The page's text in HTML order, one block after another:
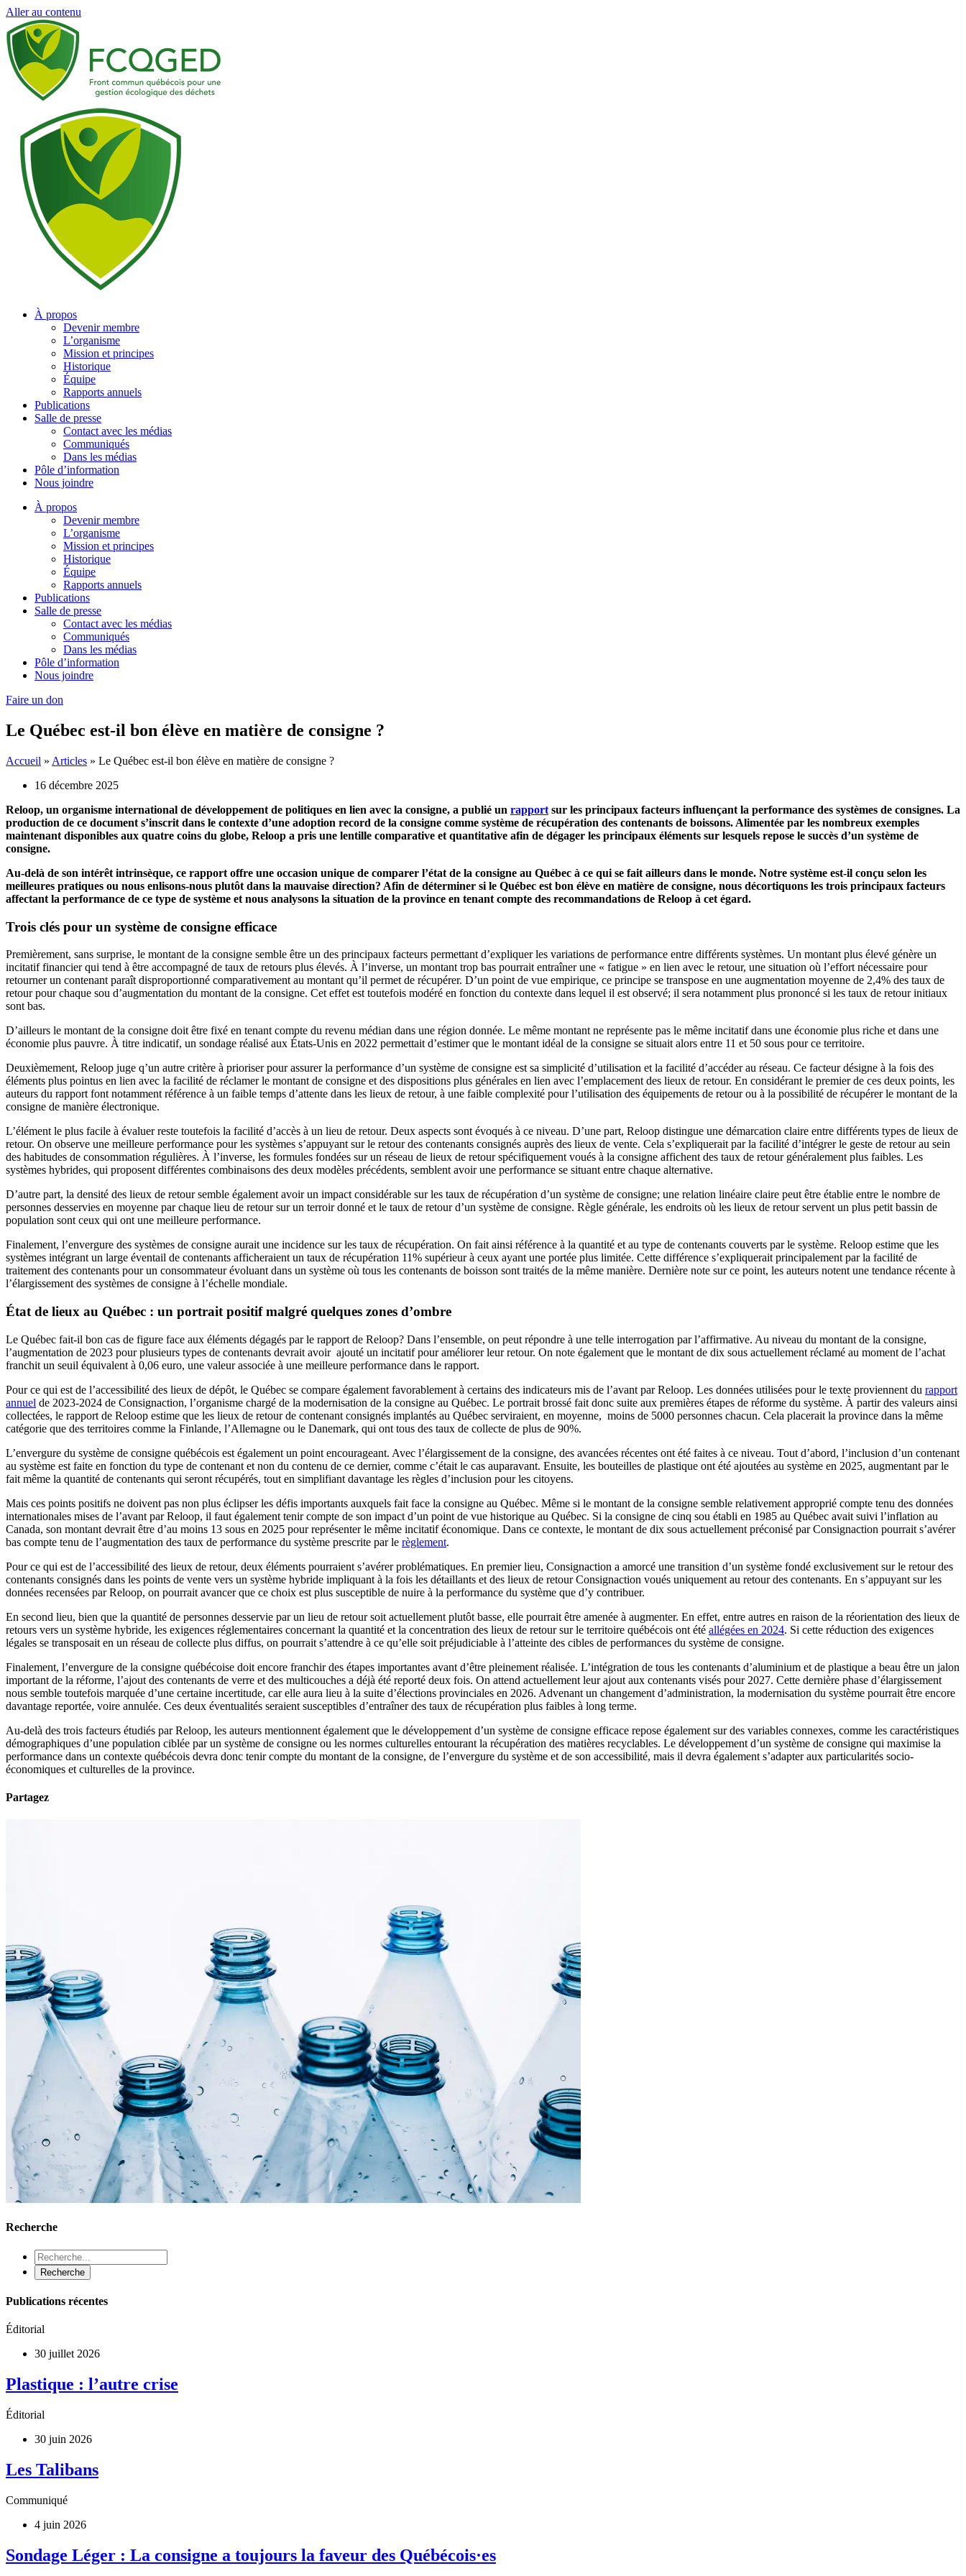
Aller au contenu
À propos
Devenir membre
L’organisme
Mission et principes
Historique
Équipe
Rapports annuels
Publications
Salle de presse
Contact avec les médias
Communiqués
Dans les médias
Pôle d’information
Nous joindre
À propos
Devenir membre
L’organisme
Mission et principes
Historique
Équipe
Rapports annuels
Publications
Salle de presse
Contact avec les médias
Communiqués
Dans les médias
Pôle d’information
Nous joindre
Faire un don
Le Québec est-il bon élève en matière de consigne ?
Accueil » Articles » Le Québec est-il bon élève en matière de consigne ?
16 décembre 2025
Reloop, un organisme international de développement de politiques en lien avec la consigne, a publié un rapport sur les principaux facteurs influençant la performance des systèmes de consignes. La
production de ce document s’inscrit dans le contexte d’une adoption record de la consigne comme système de récupération des contenants de boissons. Alimentée par les nombreux exemples
maintenant disponibles aux quatre coins du globe, Reloop a pris une lentille comparative et quantitative afin de dégager les principaux éléments sur lesquels repose le succès d’un système de
consigne.
Au-delà de son intérêt intrinsèque, ce rapport offre une occasion unique de comparer l’état de la consigne au Québec à ce qui se fait ailleurs dans le monde. Notre système est-il conçu selon les
meilleures pratiques ou nous enlisons-nous plutôt dans la mauvaise direction? Afin de déterminer si le Québec est bon élève en matière de consigne, nous décortiquons les trois principaux facteurs
affectant la performance de ce type de système et nous analysons la situation de la province en tenant compte des recommandations de Reloop à cet égard.
Trois clés pour un système de consigne efficace
Premièrement, sans surprise, le montant de la consigne semble être un des principaux facteurs permettant d’expliquer les variations de performance entre différents systèmes. Un montant plus élevé génère un
incitatif financier qui tend à être accompagné de taux de retours plus élevés. À l’inverse, un montant trop bas pourrait entraîner une « fatigue » en lien avec le retour, une situation où l’effort nécessaire pour
retourner un contenant paraît disproportionné comparativement au montant qu’il permet de récupérer. D’un point de vue empirique, ce principe se transpose en une augmentation moyenne de 2,4% des taux de
retour pour chaque sou d’augmentation du montant de la consigne. Cet effet est toutefois modéré en fonction du contexte dans lequel il est observé; il sera notamment plus prononcé si les taux de retour initiaux
sont bas.
D’ailleurs le montant de la consigne doit être fixé en tenant compte du revenu médian dans une région donnée. Le même montant ne représente pas le même incitatif dans une économie plus riche et dans une
économie plus pauvre. À titre indicatif, un sondage réalisé aux États-Unis en 2022 permettait d’estimer que le montant idéal de la consigne se situait alors entre 11 et 50 sous pour ce territoire.
Deuxièmement, Reloop juge q’un autre critère à prioriser pour assurer la performance d’un système de consigne est sa simplicité d’utilisation et la facilité d’accéder au réseau. Ce facteur désigne à la fois des
éléments plus pointus en lien avec la facilité de réclamer le montant de consigne et des dispositions plus générales en lien avec l’emplacement des lieux de retour. En considérant le premier de ces deux points, les
auteurs du rapport font notamment référence à un faible temps d’attente dans les lieux de retour, à une faible complexité pour l’utilisation des équipements de retour ou à la possibilité de récupérer le montant de la
consigne de manière électronique.
L’élément le plus facile à évaluer reste toutefois la facilité d’accès à un lieu de retour. Deux aspects sont évoqués à ce niveau. D’une part, Reloop distingue une démarcation claire entre différents types de lieux de
retour. On observe une meilleure performance pour les systèmes s’appuyant sur le retour des contenants consignés auprès des lieux de vente. Cela s’expliquerait par la facilité d’intégrer le geste de retour au sein
des habitudes de consommation régulières. À l’inverse, les formules fondées sur un réseau de lieux de retour spécifiquement voués à la consigne affichent des taux de retour généralement plus faibles. Les
systèmes hybrides, qui proposent différentes combinaisons des deux modèles précédents, semblent avoir une performance se situant entre chaque alternative.
D’autre part, la densité des lieux de retour semble également avoir un impact considérable sur les taux de récupération d’un système de consigne; une relation linéaire claire peut être établie entre le nombre de
personnes desservies en moyenne par chaque lieu de retour sur un terroir donné et le taux de retour d’un système de consigne. Règle générale, les endroits où les lieux de retour servent un plus petit bassin de
population sont ceux qui ont une meilleure performance.
Finalement, l’envergure des systèmes de consigne aurait une incidence sur les taux de récupération. On fait ainsi référence à la quantité et au type de contenants couverts par le système. Reloop estime que les
systèmes intégrant un large éventail de contenants afficheraient un taux de récupération 11% supérieur à ceux ayant une portée plus limitée. Cette différence s’expliquerait principalement par la facilité de
traitement des contenants pour un consommateur évoluant dans un système où tous les contenants de boisson sont traités de la même manière. Dernière note sur ce point, les auteurs notent une tendance récente à
l’élargissement des systèmes de consigne à l’échelle mondiale.
État de lieux au Québec : un portrait positif malgré quelques zones d’ombre
Le Québec fait-il bon cas de figure face aux éléments dégagés par le rapport de Reloop? Dans l’ensemble, on peut répondre à une telle interrogation par l’affirmative. Au niveau du montant de la consigne,
l’augmentation de 2023 pour plusieurs types de contenants devrait avoir ajouté un incitatif pour améliorer leur retour. On note également que le montant de dix sous actuellement réclamé au moment de l’achat
franchit un seuil équivalent à 0,06 euro, une valeur associée à une meilleure performance dans le rapport.
Pour ce qui est de l’accessibilité des lieux de dépôt, le Québec se compare également favorablement à certains des indicateurs mis de l’avant par Reloop. Les données utilisées pour le texte proviennent du rapport
annuel de 2023-2024 de Consignaction, l’organisme chargé de la modernisation de la consigne au Québec. Le portrait brossé fait donc suite aux premières étapes de réforme du système. À partir des valeurs ainsi
collectées, le rapport de Reloop estime que les lieux de retour de contenant consignés implantés au Québec serviraient, en moyenne, moins de 5000 personnes chacun. Cela placerait la province dans la même
catégorie que des territoires comme la Finlande, l’Allemagne ou le Danemark, qui ont tous des taux de collecte de plus de 90%.
L’envergure du système de consigne québécois est également un point encourageant. Avec l’élargissement de la consigne, des avancées récentes ont été faites à ce niveau. Tout d’abord, l’inclusion d’un contenant
au système est faite en fonction du type de contenant et non du contenu de ce dernier, comme c’était le cas auparavant. Ensuite, les bouteilles de plastique ont été ajoutées au système en 2025, augmentant par le
fait même la quantité de contenants qui seront récupérés, tout en simplifiant davantage les règles d’inclusion pour les citoyens.
Mais ces points positifs ne doivent pas non plus éclipser les défis importants auxquels fait face la consigne au Québec. Même si le montant de la consigne semble relativement approprié compte tenu des données
internationales mises de l’avant par Reloop, il faut également tenir compte de son impact d’un point de vue historique au Québec. Si la consigne de cinq sou établi en 1985 au Québec avait suivi l’inflation au
Canada, son montant devrait être d’au moins 13 sous en 2025 pour représenter le même incitatif économique. Dans ce contexte, le montant de dix sous actuellement préconisé par Consignaction pourrait s’avérer
bas compte tenu de l’augmentation des taux de performance du système prescrite par le règlement.
Pour ce qui est de l’accessibilité des lieux de retour, deux éléments pourraient s’avérer problématiques. En premier lieu, Consignaction a amorcé une transition d’un système fondé exclusivement sur le retour des
contenants consignés dans les points de vente vers un système hybride impliquant à la fois les détaillants et des lieux de retour Consignaction voués uniquement au retour des contenants. En s’appuyant sur les
données recensées par Reloop, on pourrait avancer que ce choix est plus susceptible de nuire à la performance du système que d’y contribuer.
En second lieu, bien que la quantité de personnes desservie par un lieu de retour soit actuellement plutôt basse, elle pourrait être amenée à augmenter. En effet, entre autres en raison de la réorientation des lieux de
retours vers un système hybride, les exigences réglementaires concernant la quantité et la concentration des lieux de retour sur le territoire québécois ont été allégées en 2024. Si cette réduction des exigences
légales se transposait en un réseau de collecte plus diffus, on pourrait s’attendre à ce qu’elle soit préjudiciable à l’atteinte des cibles de performances du système de consigne.
Finalement, l’envergure de la consigne québécoise doit encore franchir des étapes importantes avant d’être pleinement réalisée. L’intégration de tous les contenants d’aluminium et de plastique a beau être un jalon
important de la réforme, l’ajout des contenants de verre et des multicouches a déjà été reporté deux fois. On attend actuellement leur ajout aux contenants visés pour 2027. Cette dernière phase d’élargissement
nous semble toutefois marquée d’une certaine incertitude, car elle aura lieu à la suite d’élections provinciales en 2026. Advenant un changement d’administration, la modernisation du système pourrait être encore
davantage reportée, voire annulée. Ces deux éventualités seraient susceptibles d’entraîner des taux de récupération plus faibles à long terme.
Au-delà des trois facteurs étudiés par Reloop, les auteurs mentionnent également que le développement d’un système de consigne efficace repose également sur des variables connexes, comme les caractéristiques
démographiques d’une population ciblée par un système de consigne ou les normes culturelles entourant la récupération des matières recyclables. Le développement d’un système de consigne qui maximise la
performance dans un contexte québécois devra donc tenir compte du montant de la consigne, de l’envergure du système et de son accessibilité, mais il devra également s’adapter aux particularités socio-
économiques et culturelles de la province.
Partagez
Recherche
Publications récentes
Éditorial
30 juillet 2026
Plastique : l’autre crise
Éditorial
30 juin 2026
Les Talibans
Communiqué
4 juin 2026
Sondage Léger : La consigne a toujours la faveur des Québécois·es